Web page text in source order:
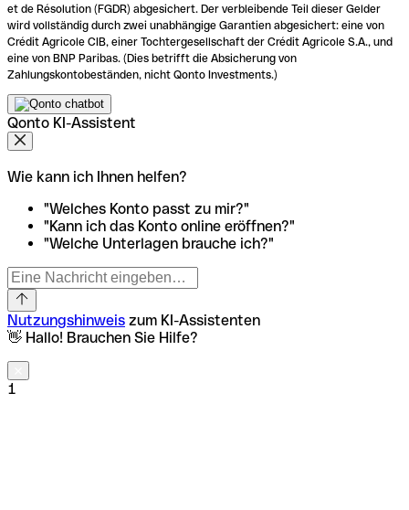
et de Résolution (FGDR) abgesichert. Der verbleibende Teil dieser Gelder
wird vollständig durch zwei unabhängige Garantien abgesichert: eine von
Crédit Agricole CIB, einer Tochtergesellschaft der Crédit Agricole S.A., und
eine von BNP Paribas. (Dies betrifft die Absicherung von
Zahlungskontobeständen, nicht Qonto Investments.)
Qonto KI-Assistent
Wie kann ich Ihnen helfen?
"Welches Konto passt zu mir?"
"Kann ich das Konto online eröffnen?"
"Welche Unterlagen brauche ich?"
Nutzungshinweis zum KI-Assistenten
👋 Hallo! Brauchen Sie Hilfe?
1